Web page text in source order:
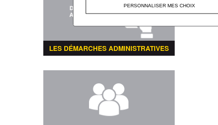
LES DÉMARCHES ADMINISTRATIVES
PERSONNALISER MES CHOIX